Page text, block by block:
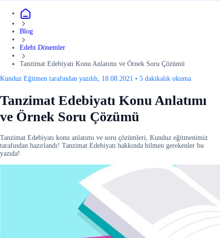
Blog
Edebi Dönemler
Tanzimat Edebiyatı Konu Anlatımı ve Örnek Soru Çözümü
Kunduz Eğitmen tarafından yazıldı, 18.08.2021 • 5 dakikalık okuma
Tanzimat Edebiyatı Konu Anlatımı
ve Örnek Soru Çözümü
Tanzimat Edebiyatı konu anlatımı ve soru çözümleri, Kunduz eğitmenimiz
tarafından hazırlandı! Tanzimat Edebiyatı hakkında bilmen gerekenler bu
yazıda!